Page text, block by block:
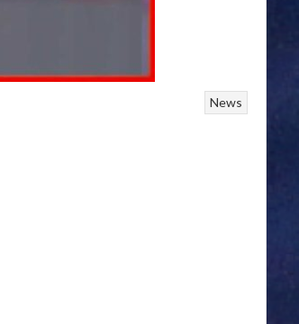
News